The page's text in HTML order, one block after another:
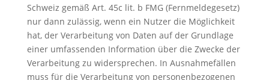
Schweiz gemäß Art. 45c lit. b FMG (Fernmeldegesetz)
nur dann zulässig, wenn ein Nutzer die Möglichkeit
hat, der Verarbeitung von Daten auf der Grundlage
einer umfassenden Information über die Zwecke der
Verarbeitung zu widersprechen. In Ausnahmefällen
muss für die Verarbeitung von personenbezogenen